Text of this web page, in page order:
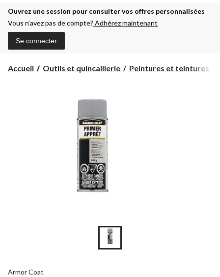
Ouvrez une session pour consulter vos offres personnalisées
Vous n’avez pas de compte? Adhérez maintenant
Se connecter
Accueil Outils et quincaillerie Peintures et teintures
Armor Coat